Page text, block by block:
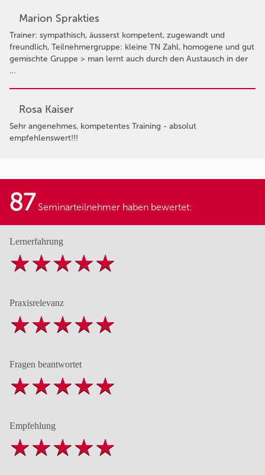
Marion Sprakties
Trainer: sympathisch, äusserst kompetent, zugewandt und
freundlich, Teilnehmergruppe: kleine TN Zahl, homogene und gut
gemischte Gruppe > man lernt auch durch den Austausch in der
…
Rosa Kaiser
Sehr angenehmes, kompetentes Training - absolut
empfehlenswert!!!
87 Seminarteilnehmer haben bewertet:
Lernerfahrung
Praxisrelevanz
Fragen beantwortet
Empfehlung